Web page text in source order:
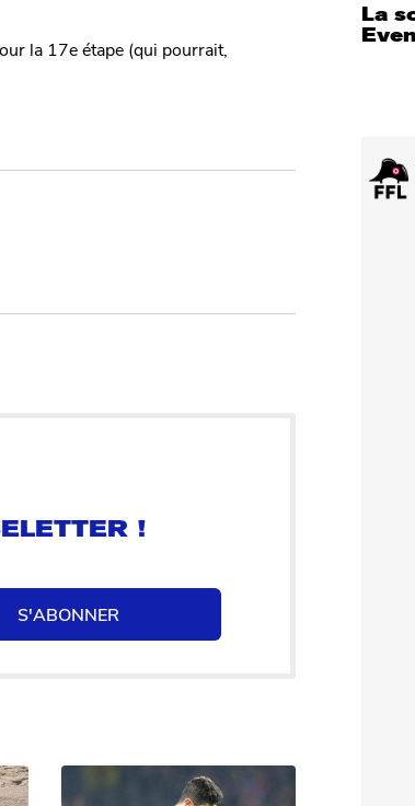
la 17e étape (qui pourrait,
S'ABONNER
La